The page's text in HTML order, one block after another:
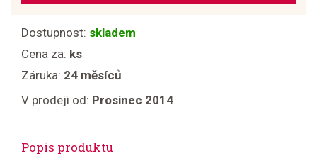
Dostupnost: skladem
Cena za: ks
Záruka: 24 měsíců
V prodeji od: Prosinec 2014
Popis produktu